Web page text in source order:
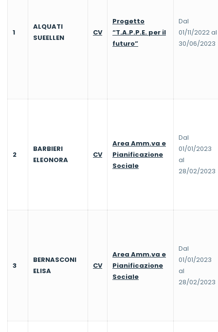
1
ALQUATI
SUEELLEN
CV
Progetto
“T.A.P.P.E. per il
futuro”
Dal
01/11/2022 al
30/06/2023
2
BARBIERI
ELEONORA
CV
Area Amm.va e
Pianificazione
Sociale
Dal
01/01/2023
al
28/02/2023
3
BERNASCONI
ELISA
CV
Area Amm.va e
Pianificazione
Sociale
Dal
01/01/2023
al
28/02/2023